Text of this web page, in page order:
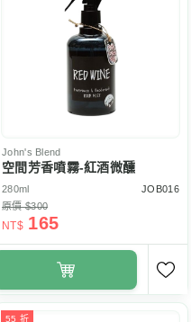
John's Blend
空間芳香噴霧-紅酒微醺
280ml
JOB016
原價 $300
NT$ 165
55 折